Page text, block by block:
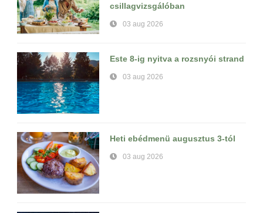
csillagvizsgálóban
03 aug 2026
Este 8-ig nyitva a rozsnyói strand
03 aug 2026
Heti ebédmenü augusztus 3-tól
03 aug 2026